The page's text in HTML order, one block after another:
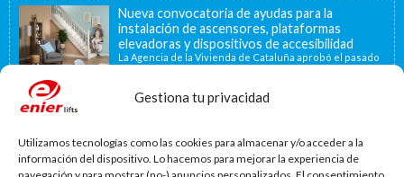
Gestiona tu privacidad
Utilizamos tecnologías como las cookies para almacenar y/o acceder a la
información del dispositivo. Lo hacemos para mejorar la experiencia de
navegación y para mostrar (no-) anuncios personalizados. El consentimiento
Nueva convocatoria de ayudas para la
instalación de ascensores, plataformas
elevadoras y dispositivos de accesibilidad
La Agencia de la Vivienda de Cataluña aprobó el pasado
15 de noviembre de...
La accesibilidad universal es una prioridad